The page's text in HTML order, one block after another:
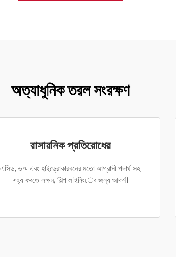
অত্যাধুনিক তরল সংরক্ষণ
রাসায়নিক প্রতিরোধের
এসিড, ভস্ম এবং হাইড্রোকারবনের মতো আগ্রাসী পদার্থ সহ
সহ্য করতে সক্ষম, শিল্প লাইনিংের জন্য আদর্শ।